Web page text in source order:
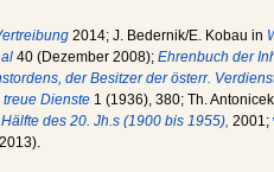
2014; J. Bedernik/E. Kobau in
40 (Dezember 2008); Ehrenbuch der
der Besitzer der österr.
Dienste 1 (1936), 380; Th.
des 20. Jh.s (1900 bis 1955), 2001;